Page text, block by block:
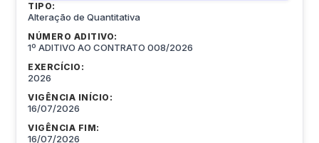
TIPO:
Alteração de Quantitativa
NÚMERO ADITIVO:
1º ADITIVO AO CONTRATO 008/2026
EXERCÍCIO:
2026
VIGÊNCIA INÍCIO:
16/07/2026
VIGÊNCIA FIM:
16/07/2026